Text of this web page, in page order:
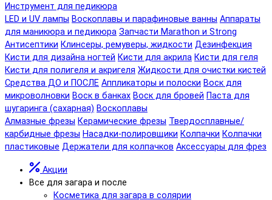
Инструмент для педикюра
LED и UV лампы Воскоплавы и парафиновые ванны Аппараты
для маникюра и педикюра Запчасти Marathon и Strong
Антисептики Клинсеры, ремуверы, жидкости Дезинфекция
Кисти для дизайна ногтей Кисти для акрила Кисти для геля
Кисти для полигеля и акригеля Жидкости для очистки кистей
Средства ДО и ПОСЛЕ Аппликаторы и полоски Воск для
микроволновки Воск в банках Воск для бровей Паста для
шугаринга (сахарная) Воскоплавы
Алмазные фрезы Керамические фрезы Твердосплавные/
карбидные фрезы Насадки-полировщики Колпачки Колпачки
пластиковые Держатели для колпачков Аксессуары для фрез
Акции
Все для загара и после
Косметика для загара в солярии